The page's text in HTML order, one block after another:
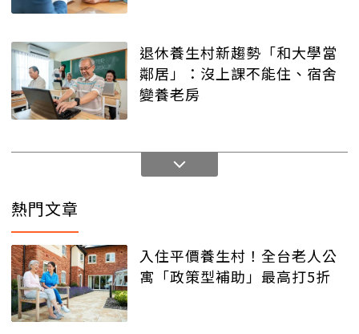
退休養生村新趨勢「和大學當
鄰居」：沒上課不能住、宿舍
變養老房
熱門文章
入住平價養生村！全台老人公
寓「政策型補助」最高打5折